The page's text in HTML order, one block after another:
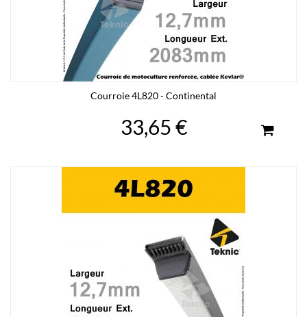
Courroie 4L820 - Continental
33,65 €